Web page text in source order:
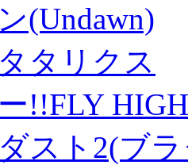
(Undawn)
タリクス
!!FLY HIGH
スト2(ブ